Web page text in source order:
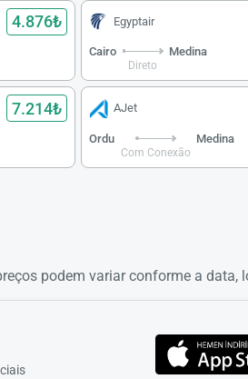
4.876₺ Egyptair
Cairo
Direto
Medina
7.214₺ AJet
Ordu
Com Conexão
Medina
podem variar conforme a